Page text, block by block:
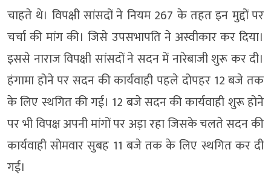
चाहते थे। विपक्षी सांसदों ने नियम 267 के तहत इन मुद्दों पर
चर्चा की मांग की। जिसे उपसभापति ने अस्वीकार कर दिया।
इससे नाराज विपक्षी सांसदों ने सदन में नारेबाजी शुरू कर दी।
हंगामा होने पर सदन की कार्यवाही पहले दोपहर 12 बजे तक
के लिए स्थगित की गई। 12 बजे सदन की कार्यवाही शुरू होने
पर भी विपक्ष अपनी मांगों पर अड़ा रहा जिसके चलते सदन की
कार्यवाही सोमवार सुबह 11 बजे तक के लिए स्थगित कर दी
गई।